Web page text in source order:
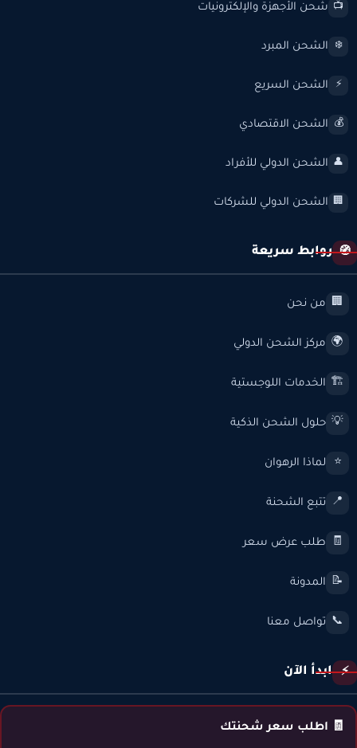
📺 شحن الأجهزة والإلكترونيات
❄️ الشحن المبرد
⚡ الشحن السريع
💰 الشحن الاقتصادي
👤 الشحن الدولي للأفراد
🏢 الشحن الدولي للشركات
🧭 روابط سريعة
🏢 من نحن
🌍 مركز الشحن الدولي
🏗️ الخدمات اللوجستية
💡 حلول الشحن الذكية
⭐ لماذا الرهوان
📍 تتبع الشحنة
🧾 طلب عرض سعر
📝 المدونة
📞 تواصل معنا
⚡ ابدأ الآن
🧾 اطلب سعر شحنتك